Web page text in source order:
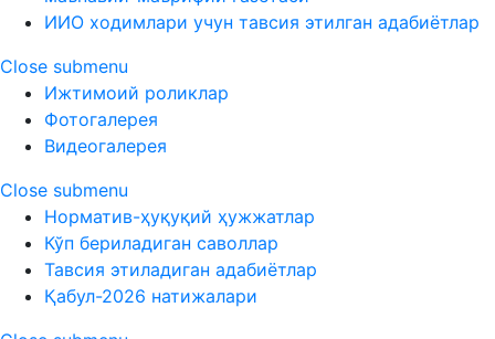
ИИО ходимлари учун тавсия этилган адабиётлар
Close submenu
Ижтимоий роликлар
Фотогалерея
Видеогалерея
Close submenu
Норматив-ҳуқуқий ҳужжатлар
Кўп бериладиган саволлар
Тавсия этиладиган адабиётлар
Қабул-2026 натижалари